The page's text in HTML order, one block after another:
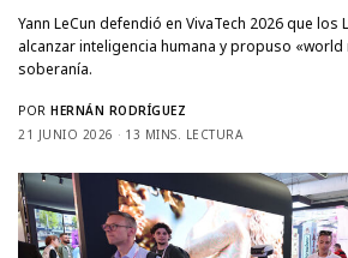
Yann LeCun defendió en VivaTech 2026 que los
alcanzar inteligencia humana y propuso
soberanía.
POR HERNÁN RODRÍGUEZ
21 JUNIO 2026
13 MINS. LECTURA